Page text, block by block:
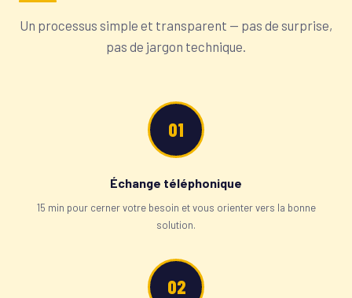
Un processus simple et transparent — pas de surprise,
pas de jargon technique.
01
Échange téléphonique
15 min pour cerner votre besoin et vous orienter vers la bonne
solution.
02